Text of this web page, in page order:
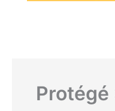
Protégé